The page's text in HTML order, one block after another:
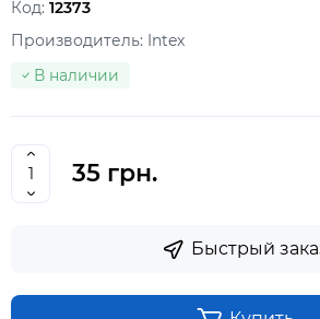
Код: 12373
Производитель: Intex
В наличии
35 грн.
Быстрый